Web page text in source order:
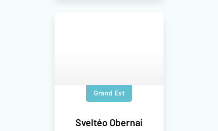
Grand Est
Sveltéo Obernai